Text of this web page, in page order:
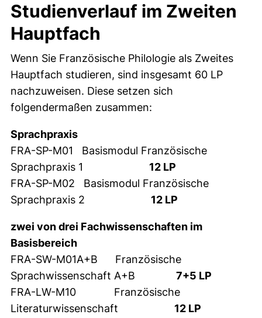
Studienverlauf im Zweiten
Hauptfach
Wenn Sie Französische Philologie als Zweites
Hauptfach studieren, sind insgesamt 60 LP
nachzuweisen. Diese setzen sich
folgendermaßen zusammen:
Sprachpraxis
FRA-SP-M01 Basismodul Französische
Sprachpraxis 1
12 LP
FRA-SP-M02 Basismodul Französische
Sprachpraxis 2
12 LP
zwei von drei Fachwissenschaften im
Basisbereich
FRA-SW-M01A+B Französische
Sprachwissenschaft A+B 7+5 LP
FRA-LW-M10 Französische
Literaturwissenschaft
12 LP